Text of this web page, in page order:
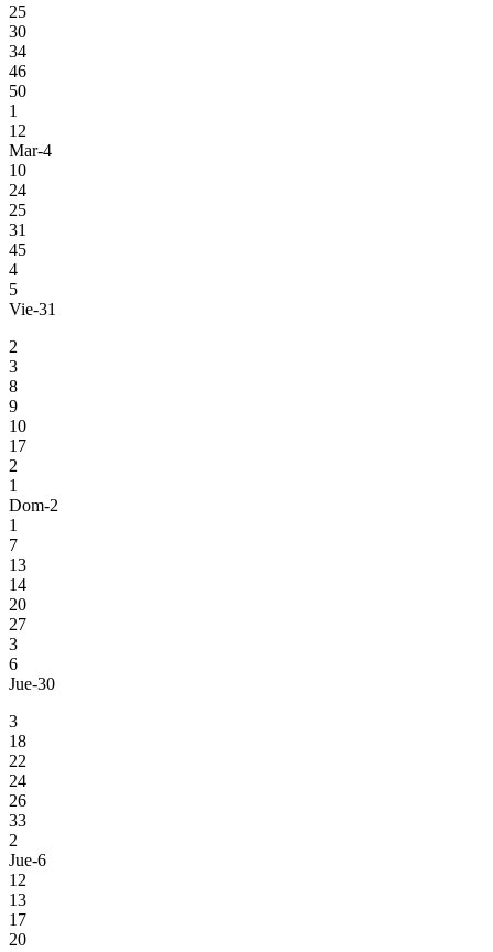
25
30
34
46
50
1
12
Mar-4
10
24
25
31
45
4
5
Vie-31
2
3
8
9
10
17
2
1
Dom-2
1
7
13
14
20
27
3
6
Jue-30
3
18
22
24
26
33
2
Jue-6
12
13
17
20